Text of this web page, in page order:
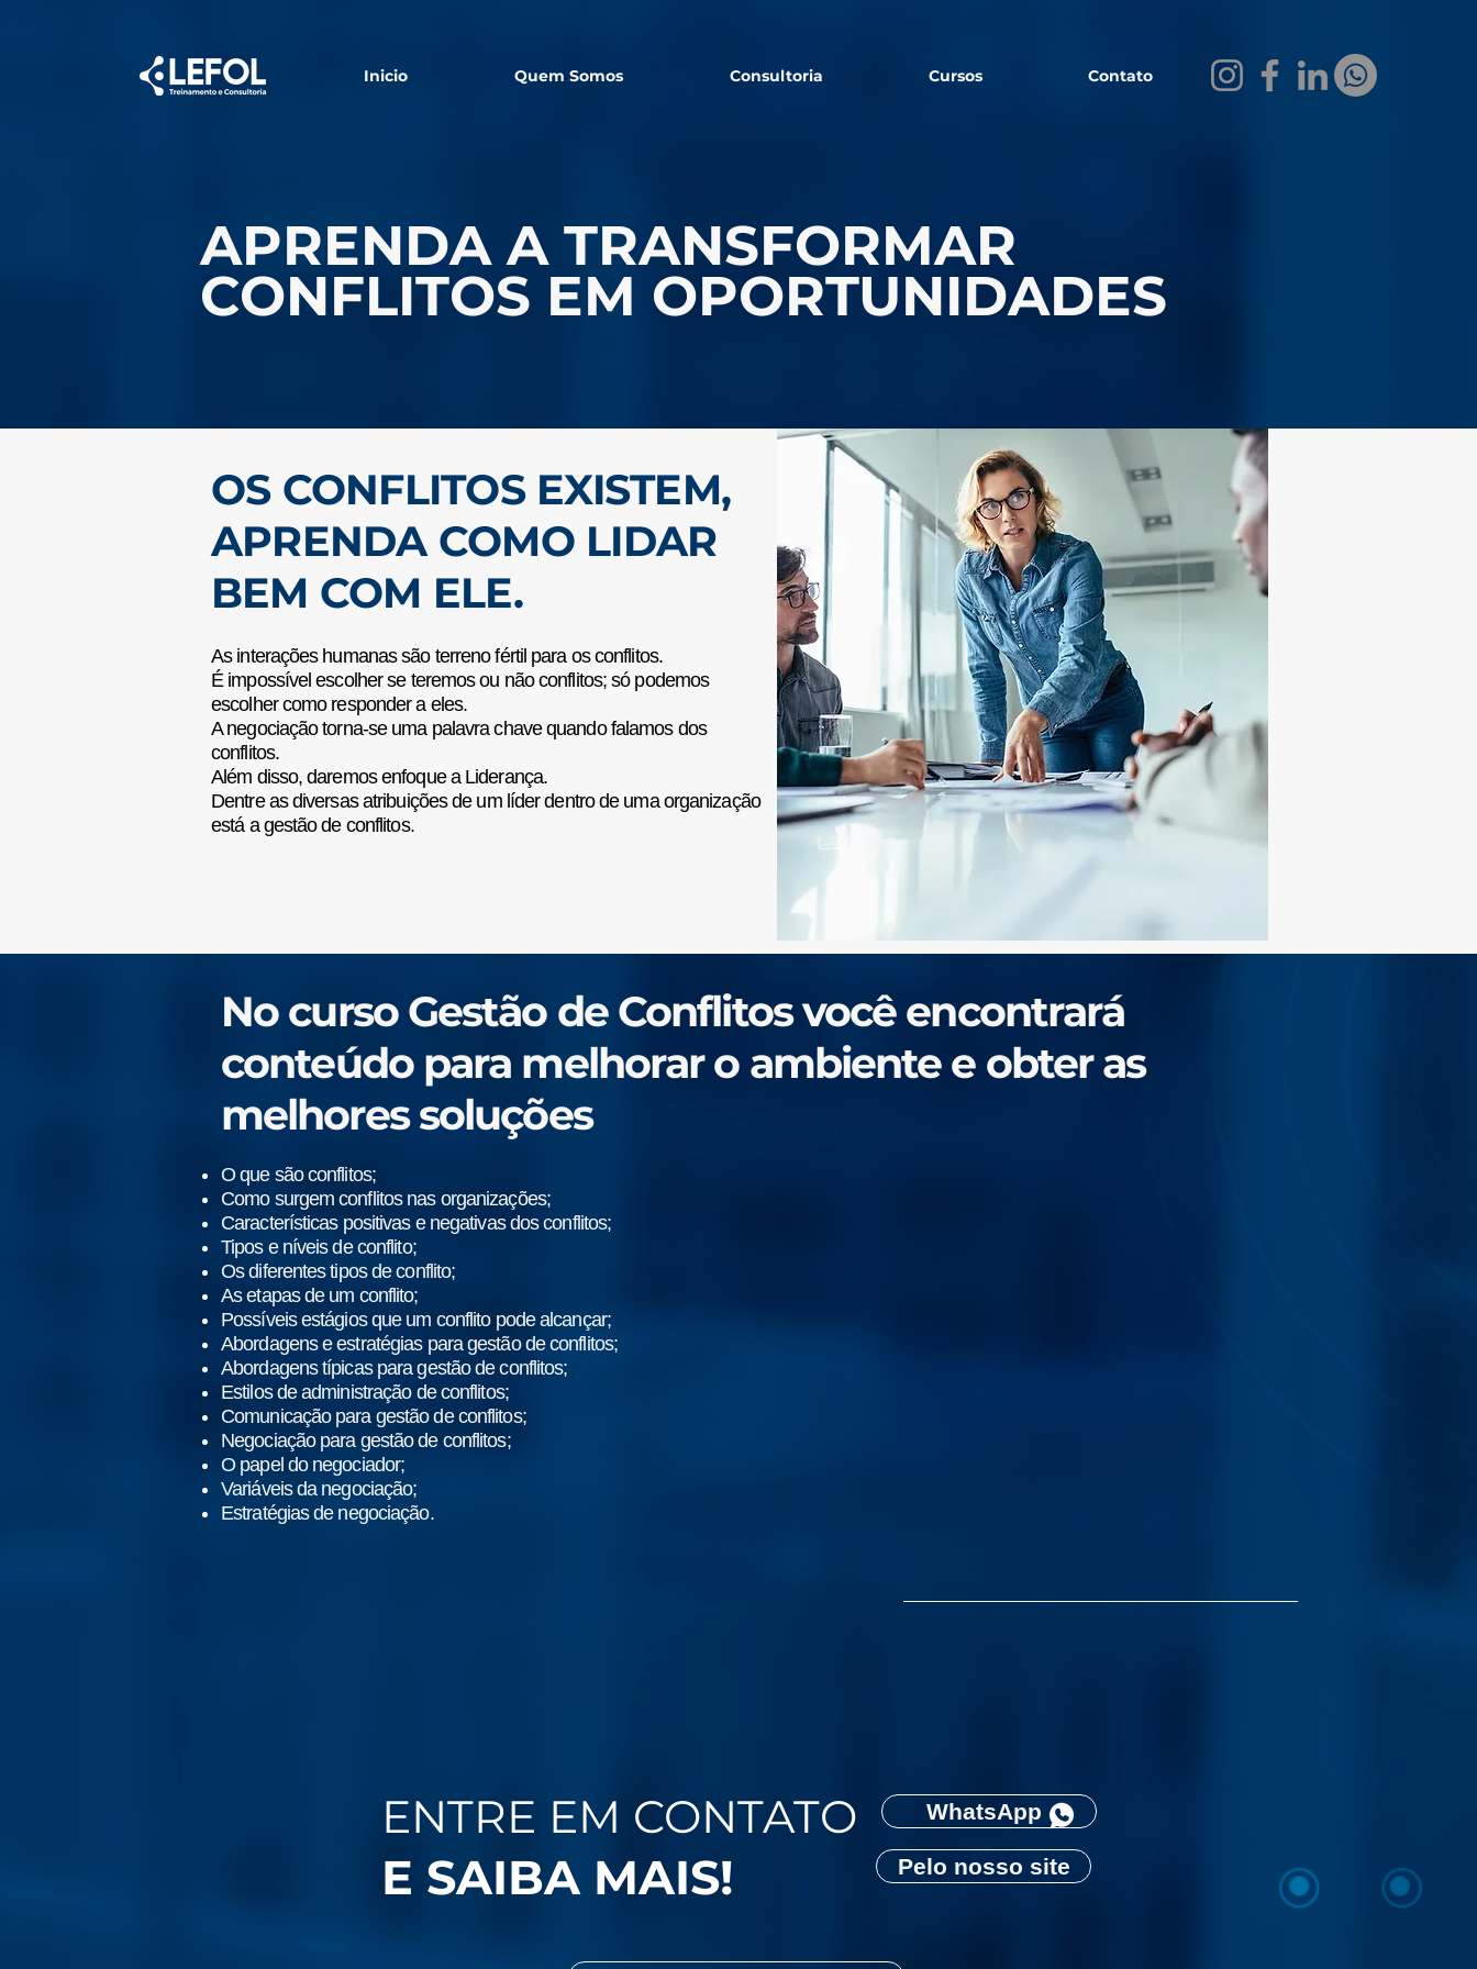
Inicio Quem Somos Consultoria Cursos Contato
APRENDA A TRANSFORMAR
CONFLITOS EM OPORTUNIDADES
OS CONFLITOS EXISTEM,
APRENDA COMO LIDAR
BEM COM ELE.
As interações humanas são terreno fértil para os conflitos.
É impossível escolher se teremos ou não conflitos; só podemos
escolher como responder a eles.
A negociação torna-se uma palavra chave quando falamos dos
conflitos.
Além disso, daremos enfoque a Liderança.
Dentre as diversas atribuições de um líder dentro de uma organização
está a gestão de conflitos.
No curso Gestão de Conflitos você encontrará
conteúdo para melhorar o ambiente e obter as
melhores soluções
O que são conflitos;
Como surgem conflitos nas organizações;
Características positivas e negativas dos conflitos;
Tipos e níveis de conflito;
Os diferentes tipos de conflito;
As etapas de um conflito;
Possíveis estágios que um conflito pode alcançar;
Abordagens e estratégias para gestão de conflitos;
Abordagens típicas para gestão de conflitos;
Estilos de administração de conflitos;
Comunicação para gestão de conflitos;
Negociação para gestão de conflitos;
O papel do negociador;
Variáveis da negociação;
Estratégias de negociação.
Pelo nosso site
ENTRE EM CONTATO
E SAIBA MAIS!
WhatsApp